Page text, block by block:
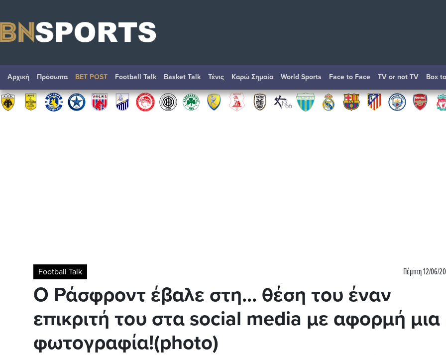
Αρχική Πρόσωπα BET POST Football Talk Basket Talk Τένις Καρώ Σημαία World Sports Face to Face TV or not TV Box
Football Talk Πέμπτη 12/06/
Ο Ράσφροντ έβαλε στη... θέση του έναν
επικριτή του στα social media με αφορμή μια
φωτογραφία!(photo)